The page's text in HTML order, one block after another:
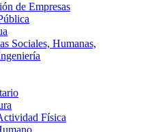
de Empresas
Sociales, Humanas,
Física